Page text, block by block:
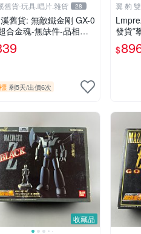
舊貨-玩具.唱片.雜貨 28
舊貨: 無敵鐵金剛 GX-0
合金魂-無缺件-品相如
.現況出售,
剩5天/出價6次
翼 豹
場
發貨*
4新
爬越
$
收藏品